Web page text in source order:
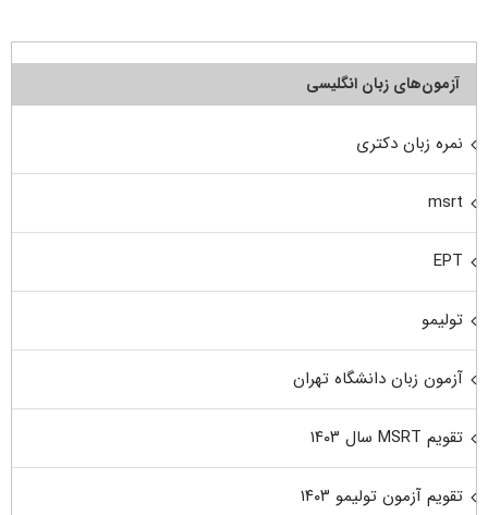
آزمون‌های زبان انگلیسی
نمره زبان دکتری
msrt
EPT
تولیمو
آزمون زبان دانشگاه تهران
تقویم MSRT سال ۱۴۰۳
تقویم آزمون تولیمو ۱۴۰۳